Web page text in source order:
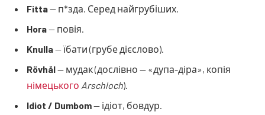
Fitta— п*зда. Серед найгрубіших.
Hora— повія.
Knulla— їбати (грубе дієслово).
Rövhål— мудак (дослівно — «дупа-діра», копія
німецького Arschloch).
Idiot / Dumbom— ідіот, бовдур.